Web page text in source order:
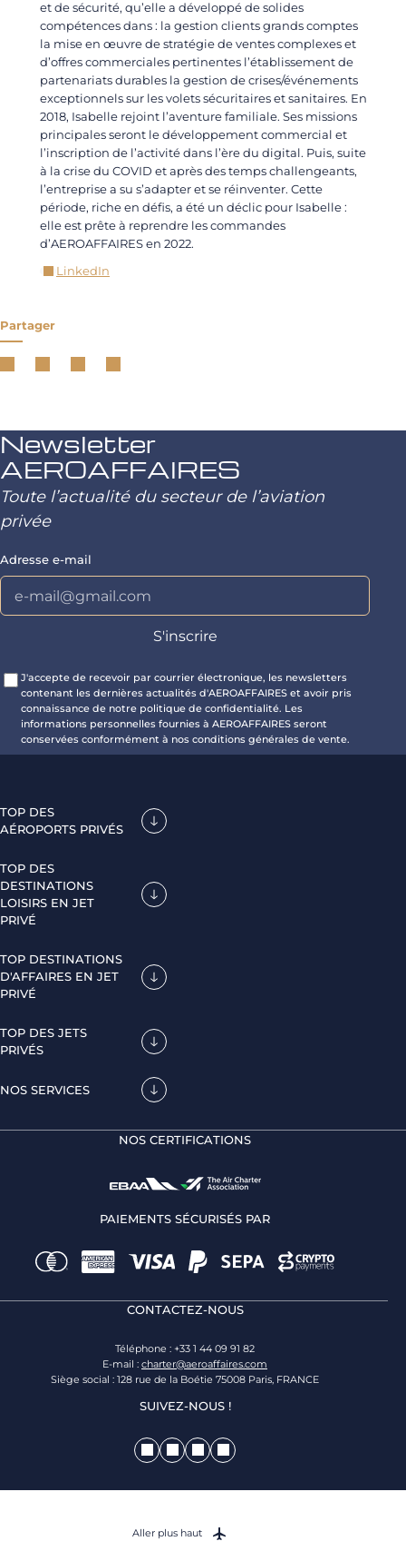
et de sécurité, qu’elle a développé de solides
compétences dans : la gestion clients grands comptes
la mise en œuvre de stratégie de ventes complexes et
d’offres commerciales pertinentes l’établissement de
partenariats durables la gestion de crises/événements
exceptionnels sur les volets sécuritaires et sanitaires. En
2018, Isabelle rejoint l’aventure familiale. Ses missions
principales seront le développement commercial et
l’inscription de l’activité dans l’ère du digital. Puis, suite
à la crise du COVID et après des temps challengeants,
l’entreprise a su s’adapter et se réinventer. Cette
période, riche en défis, a été un déclic pour Isabelle :
elle est prête à reprendre les commandes
d’AEROAFFAIRES en 2022.
LinkedIn
Partager
Newsletter
AEROAFFAIRES
Toute l’actualité du secteur de l’aviation
privée
Adresse e-mail
J'accepte de recevoir par courrier électronique, les newsletters
contenant les dernières actualités d'AEROAFFAIRES et avoir pris
connaissance de notre politique de confidentialité. Les
informations personnelles fournies à AEROAFFAIRES seront
conservées conformément à nos conditions générales de vente.
TOP DES
AÉROPORTS PRIVÉS
TOP DES
DESTINATIONS
LOISIRS EN JET
PRIVÉ
TOP DESTINATIONS
D'AFFAIRES EN JET
PRIVÉ
TOP DES JETS
PRIVÉS
NOS SERVICES
NOS CERTIFICATIONS
PAIEMENTS SÉCURISÉS PAR
CONTACTEZ-NOUS
Téléphone : +33 1 44 09 91 82
E-mail : charter@aeroaffaires.com
Siège social : 128 rue de la Boétie 75008 Paris, FRANCE
SUIVEZ-NOUS !
Aller plus haut